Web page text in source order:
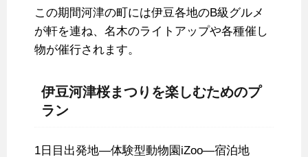
この期間河津の町には伊豆各地のB級グルメ
が軒を連ね、名木のライトアップや各種催し
物が催行されます。
伊豆河津桜まつりを楽しむためのプ
ラン
1日目出発地―体験型動物園iZoo―宿泊地